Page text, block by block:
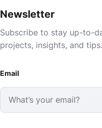
Newsletter
Subscribe to stay up-to-
projects, insights, and tips.
Email